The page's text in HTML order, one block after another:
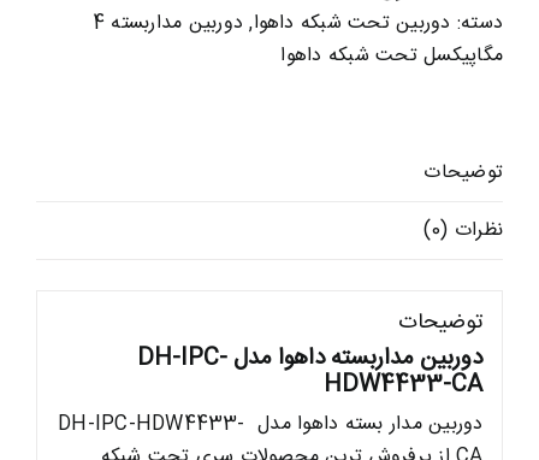
دسته: دوربین تحت شبکه داهوا,
دوربین مداربسته 4
مگاپیکسل تحت شبکه داهوا
توضیحات
نظرات (0)
توضیحات
دوربین مداربسته داهوا مدلDH-IPC-
HDW4433-CA
دوربین مدار بسته داهوا
مدل DH-IPC-HDW4433-